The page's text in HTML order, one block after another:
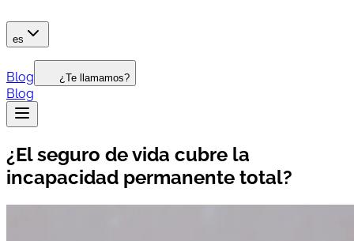
es
Blog ¿Te llamamos?
Blog
¿El seguro de vida cubre la
incapacidad permanente total?